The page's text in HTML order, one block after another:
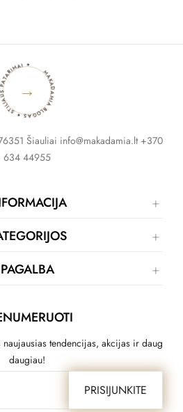
MAKADAMIA BLOGAS ✦ STILIAUS PATARIMAI ✦
→
Šiauliai info@makadamia.lt +370
634 44955
PAGALBA
tendencijas, akcijas ir daug
daugiau!
PRISIJUNKITE